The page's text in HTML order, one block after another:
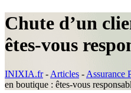
Chute d’un
êtes-vous
INIXIA.fr- Articles - Assurance
en boutique : êtes-vous